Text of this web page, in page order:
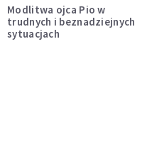
Modlitwa ojca Pio w
trudnych i beznadziejnych
sytuacjach